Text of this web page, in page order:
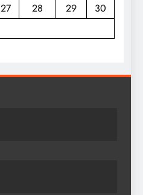
27 28 29
30